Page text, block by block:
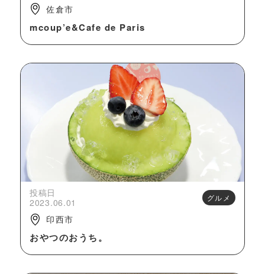
佐倉市
mcoup’e&Cafe de Paris
投稿日
2023.06.01
グルメ
印西市
おやつのおうち。